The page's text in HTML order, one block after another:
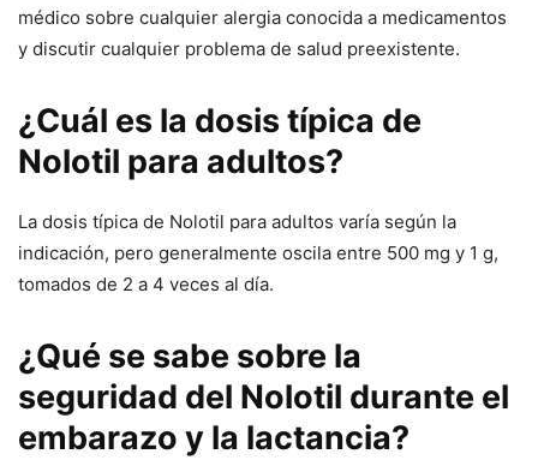
médico sobre cualquier alergia conocida a medicamentos
y discutir cualquier problema de salud preexistente.
¿Cuál es la dosis típica de
Nolotil para adultos?
La dosis típica de Nolotil para adultos varía según la
indicación, pero generalmente oscila entre 500 mg y 1 g,
tomados de 2 a 4 veces al día.
¿Qué se sabe sobre la
seguridad del Nolotil durante el
embarazo y la lactancia?